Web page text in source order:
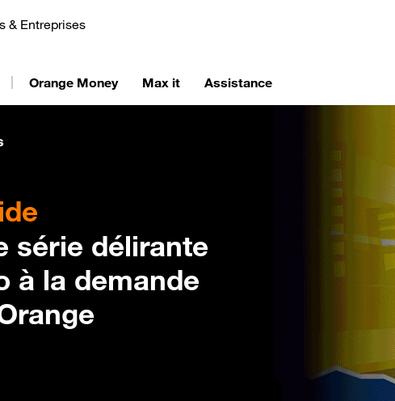
& Entreprises
Orange Money Max it Assistance
série délirante
à la demande